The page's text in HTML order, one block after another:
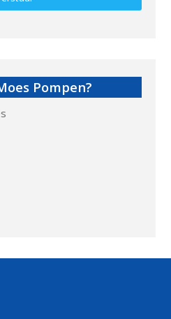
Pompen?